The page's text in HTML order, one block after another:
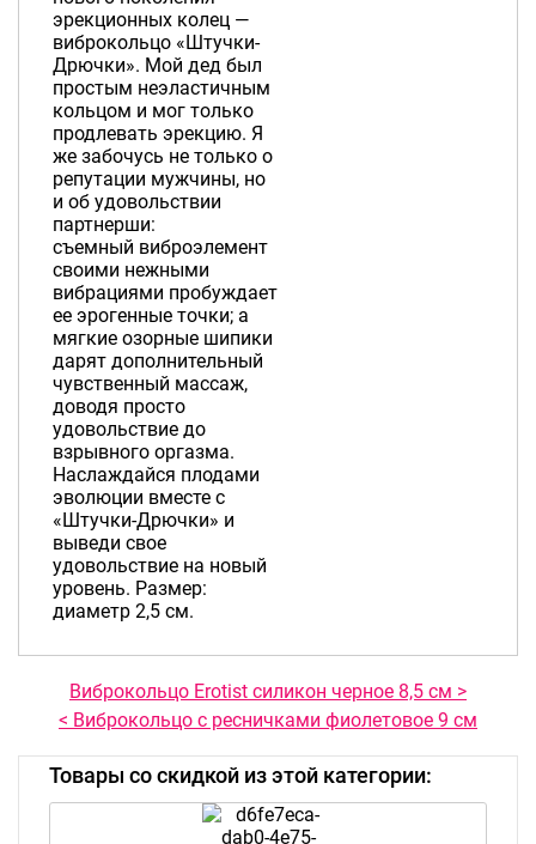
эрекционных колец —
виброкольцо «Штучки-
Дрючки». Мой дед был
простым неэластичным
кольцом и мог только
продлевать эрекцию. Я
же забочусь не только о
репутации мужчины, но
и об удовольствии
партнерши:
съемный виброэлемент
своими нежными
вибрациями пробуждает
ее эрогенные точки; а
мягкие озорные шипики
дарят дополнительный
чувственный массаж,
доводя просто
удовольствие до
взрывного оргазма.
Наслаждайся плодами
эволюции вместе с
«Штучки-Дрючки» и
выведи свое
удовольствие на новый
уровень. Размер:
диаметр 2,5 см.
Виброкольцо Erotist силикон черное 8,5 см >
< Виброкольцо с ресничками фиолетовое 9 см
Товары со скидкой из этой категории: